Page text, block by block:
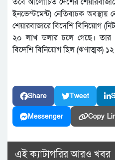
ইনভেস্টমেন্ট) নেতিবাচক অবস্থায়
শেয়ারবাজারে বিদেশি বিনিয়োগ
২০ লাখ ডলার চলে গেছে। তার
বিদেশি বিনিয়োগ ছিল (ঋণাত্মক)
Share Tweet
Messenger Copy
এই ক্যাটাগরির আরও খবর